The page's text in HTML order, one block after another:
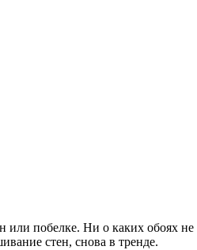
или побелке. Ни о каких обоях
стен, снова в тренде.